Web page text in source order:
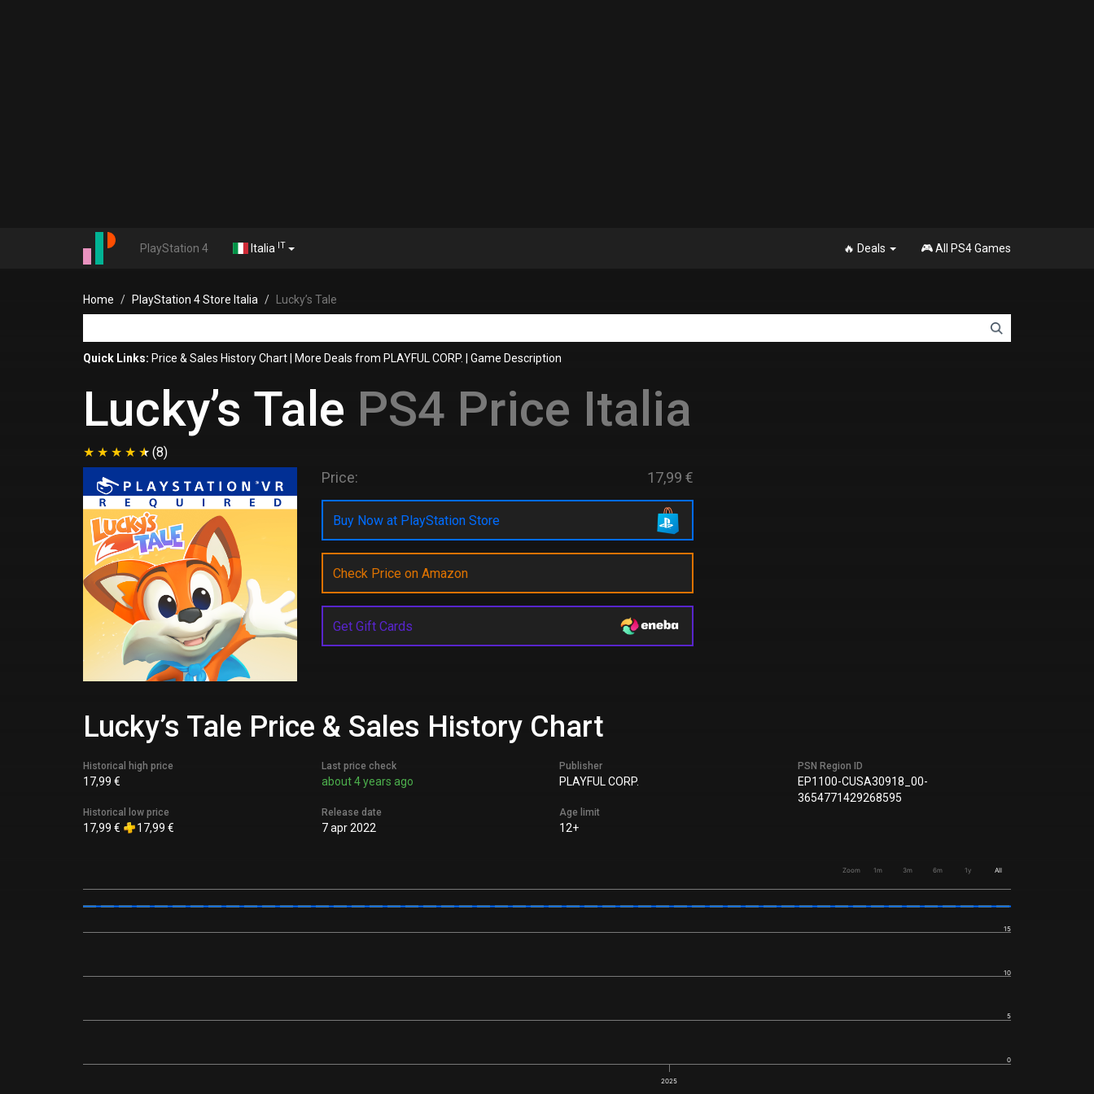
PlayStation 4 Italia IT 🔥 Deals 🎮 All PS4 Games
Home PlayStation 4 Store Italia Lucky’s Tale
Quick Links: Price & Sales History Chart More Deals from PLAYFUL CORP. Game Description
Lucky’s Tale PS4 Price Italia
(8)
Price: 17,99 €
Buy Now at PlayStation Store
Check Price on Amazon
Get Gift Cards
Lucky’s Tale Price & Sales History Chart
Historical high price
17,99 €
Historical low price
17,99 € 17,99 €
Last price check
about 4 years ago
Release date
7 apr 2022
Publisher
PLAYFUL CORP.
Age limit
12+
PSN Region ID
EP1100-CUSA30918_00-
3654771429268595
Zoom 1m 3m 6m 1y All
2025
0
5
10
15